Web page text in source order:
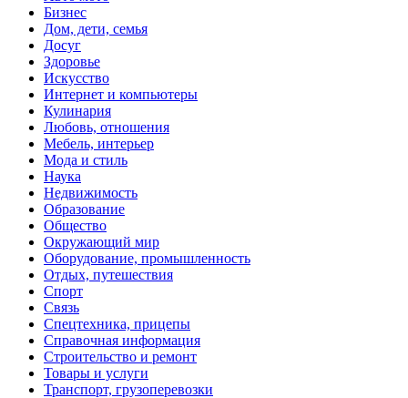
Бизнес
Дом, дети, семья
Досуг
Здоровье
Искусство
Интернет и компьютеры
Кулинария
Любовь, отношения
Мебель, интерьер
Мода и стиль
Наука
Недвижимость
Образование
Общество
Окружающий мир
Оборудование, промышленность
Отдых, путешествия
Спорт
Связь
Спецтехника, прицепы
Справочная информация
Строительство и ремонт
Товары и услуги
Транспорт, грузоперевозки